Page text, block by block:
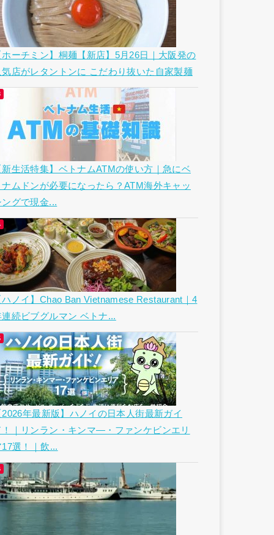
ホーチミン】桐麺【新店】5月26日｜大阪発の
気店がレタントンに こだわり抜いた自家製麺
新生活特集】ベトナムATMの使い方｜急にベ
ナムドンが必要になったら？ATM海外キャッ
ングで現金...
ハノイ】Chao Ban Vietnamese Restaurant｜4
連続ビブグルマン ベトナ...
2026年最新版】ハノイの日本人街最新ガイ
！｜リンラン・キンマ―・ファンケビンエリ
17選！｜飲...